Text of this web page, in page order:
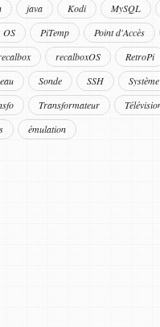
java Kodi MySQL
OS PiTemp Point d'Accès
recalboxOS RetroPi
Sonde SSH
Transformateur
émulation